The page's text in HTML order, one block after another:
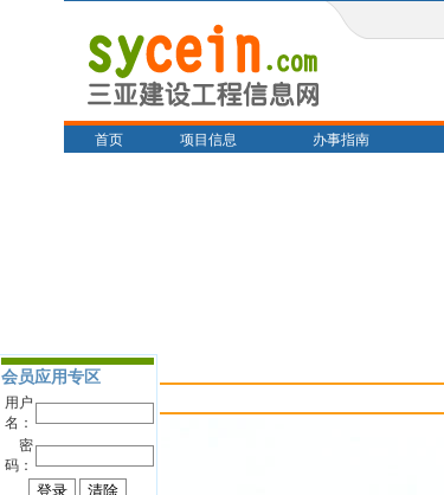
首页 项目信息 办事指南
会员应用专区
用户
名：
密
码：